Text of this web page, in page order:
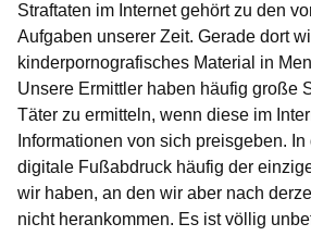
Straftaten im Internet gehört zu den
Aufgaben unserer Zeit. Gerade dort
kinderpornografisches Material in
Unsere Ermittler haben häufig große
Täter zu ermitteln, wenn diese im
Informationen von sich preisgeben.
digitale Fußabdruck häufig der
wir haben, an den wir aber nach
nicht herankommen. Es ist völlig